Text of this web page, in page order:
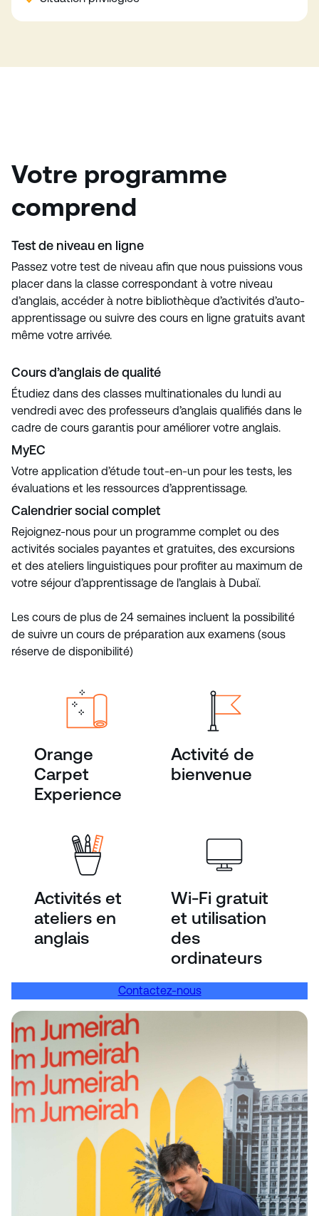
Votre programme
comprend
Test de niveau en ligne
Passez votre test de niveau afin que nous puissions vous
placer dans la classe correspondant à votre niveau
d’anglais, accéder à notre bibliothèque d’activités d’auto-
apprentissage ou suivre des cours en ligne gratuits avant
même votre arrivée.
Cours d’anglais de qualité
Étudiez dans des classes multinationales du lundi au
vendredi avec des professeurs d’anglais qualifiés dans le
cadre de cours garantis pour améliorer votre anglais.
MyEC
Votre application d’étude tout-en-un pour les tests, les
évaluations et les ressources d’apprentissage.
Calendrier social complet
Rejoignez-nous pour un programme complet ou des
activités sociales payantes et gratuites, des excursions
et des ateliers linguistiques pour profiter au maximum de
votre séjour d’apprentissage de l’anglais à Dubaï.
Les cours de plus de 24 semaines incluent la possibilité
de suivre un cours de préparation aux examens (sous
réserve de disponibilité)
Orange
Carpet
Experience
Activité de
bienvenue
Activités et
ateliers en
anglais
Wi-Fi gratuit
et utilisation
des
ordinateurs
Contactez-nous